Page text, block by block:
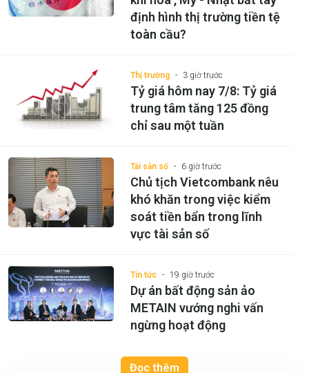
định hình thị trường tiền tệ
toàn cầu?
Thị trường 3 giờ trước
Tỷ giá hôm nay 7/8: Tỷ giá
trung tâm tăng 125 đồng
chỉ sau một tuần
Tài sản số 6 giờ trước
Chủ tịch Vietcombank nêu
khó khăn trong việc kiểm
soát tiền bẩn trong lĩnh
vực tài sản số
Tin tức 19 giờ trước
Dự án bất động sản ảo
METAIN vướng nghi vấn
ngừng hoạt động
Đọc thêm